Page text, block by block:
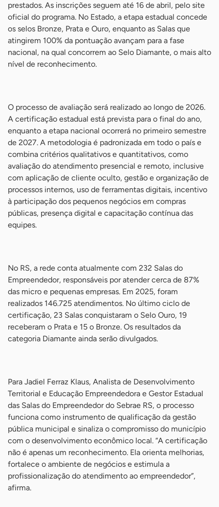
prestados. As inscrições seguem até 16 de abril, pelo site
oficial do programa. No Estado, a etapa estadual concede
os selos Bronze, Prata e Ouro, enquanto as Salas que
atingirem 100% da pontuação avançam para a fase
nacional, na qual concorrem ao Selo Diamante, o mais alto
nível de reconhecimento.
O processo de avaliação será realizado ao longo de 2026.
A certificação estadual está prevista para o final do ano,
enquanto a etapa nacional ocorrerá no primeiro semestre
de 2027. A metodologia é padronizada em todo o país e
combina critérios qualitativos e quantitativos, como
avaliação do atendimento presencial e remoto, inclusive
com aplicação de cliente oculto, gestão e organização de
processos internos, uso de ferramentas digitais, incentivo
à participação dos pequenos negócios em compras
públicas, presença digital e capacitação contínua das
equipes.
No RS, a rede conta atualmente com 232 Salas do
Empreendedor, responsáveis por atender cerca de 87%
das micro e pequenas empresas. Em 2025, foram
realizados 146.725 atendimentos. No último ciclo de
certificação, 23 Salas conquistaram o Selo Ouro, 19
receberam o Prata e 15 o Bronze. Os resultados da
categoria Diamante ainda serão divulgados.
Para Jadiel Ferraz Klaus, Analista de Desenvolvimento
Territorial e Educação Empreendedora e Gestor Estadual
das Salas do Empreendedor do Sebrae RS, o processo
funciona como instrumento de qualificação da gestão
pública municipal e sinaliza o compromisso do município
com o desenvolvimento econômico local. “A certificação
não é apenas um reconhecimento. Ela orienta melhorias,
fortalece o ambiente de negócios e estimula a
profissionalização do atendimento ao empreendedor”,
afirma.